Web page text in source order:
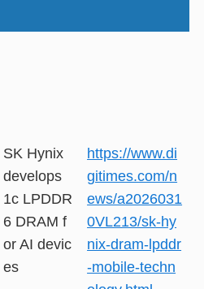
SK Hynix
develops
1c LPDDR
6 DRAM f
or AI devic
es
https://www.di
gitimes.com/n
ews/a2026031
0VL213/sk-hy
nix-dram-lpddr
-mobile-techn